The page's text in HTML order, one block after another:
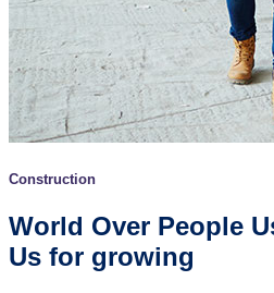
Construction
World Over People
Us for growing